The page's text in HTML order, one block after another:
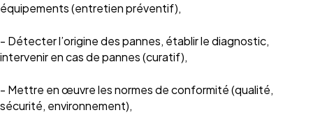
équipements (entretien préventif),
- Détecter l’origine des pannes, établir le diagnostic,
intervenir en cas de pannes (curatif),
- Mettre en œuvre les normes de conformité (qualité,
sécurité, environnement),